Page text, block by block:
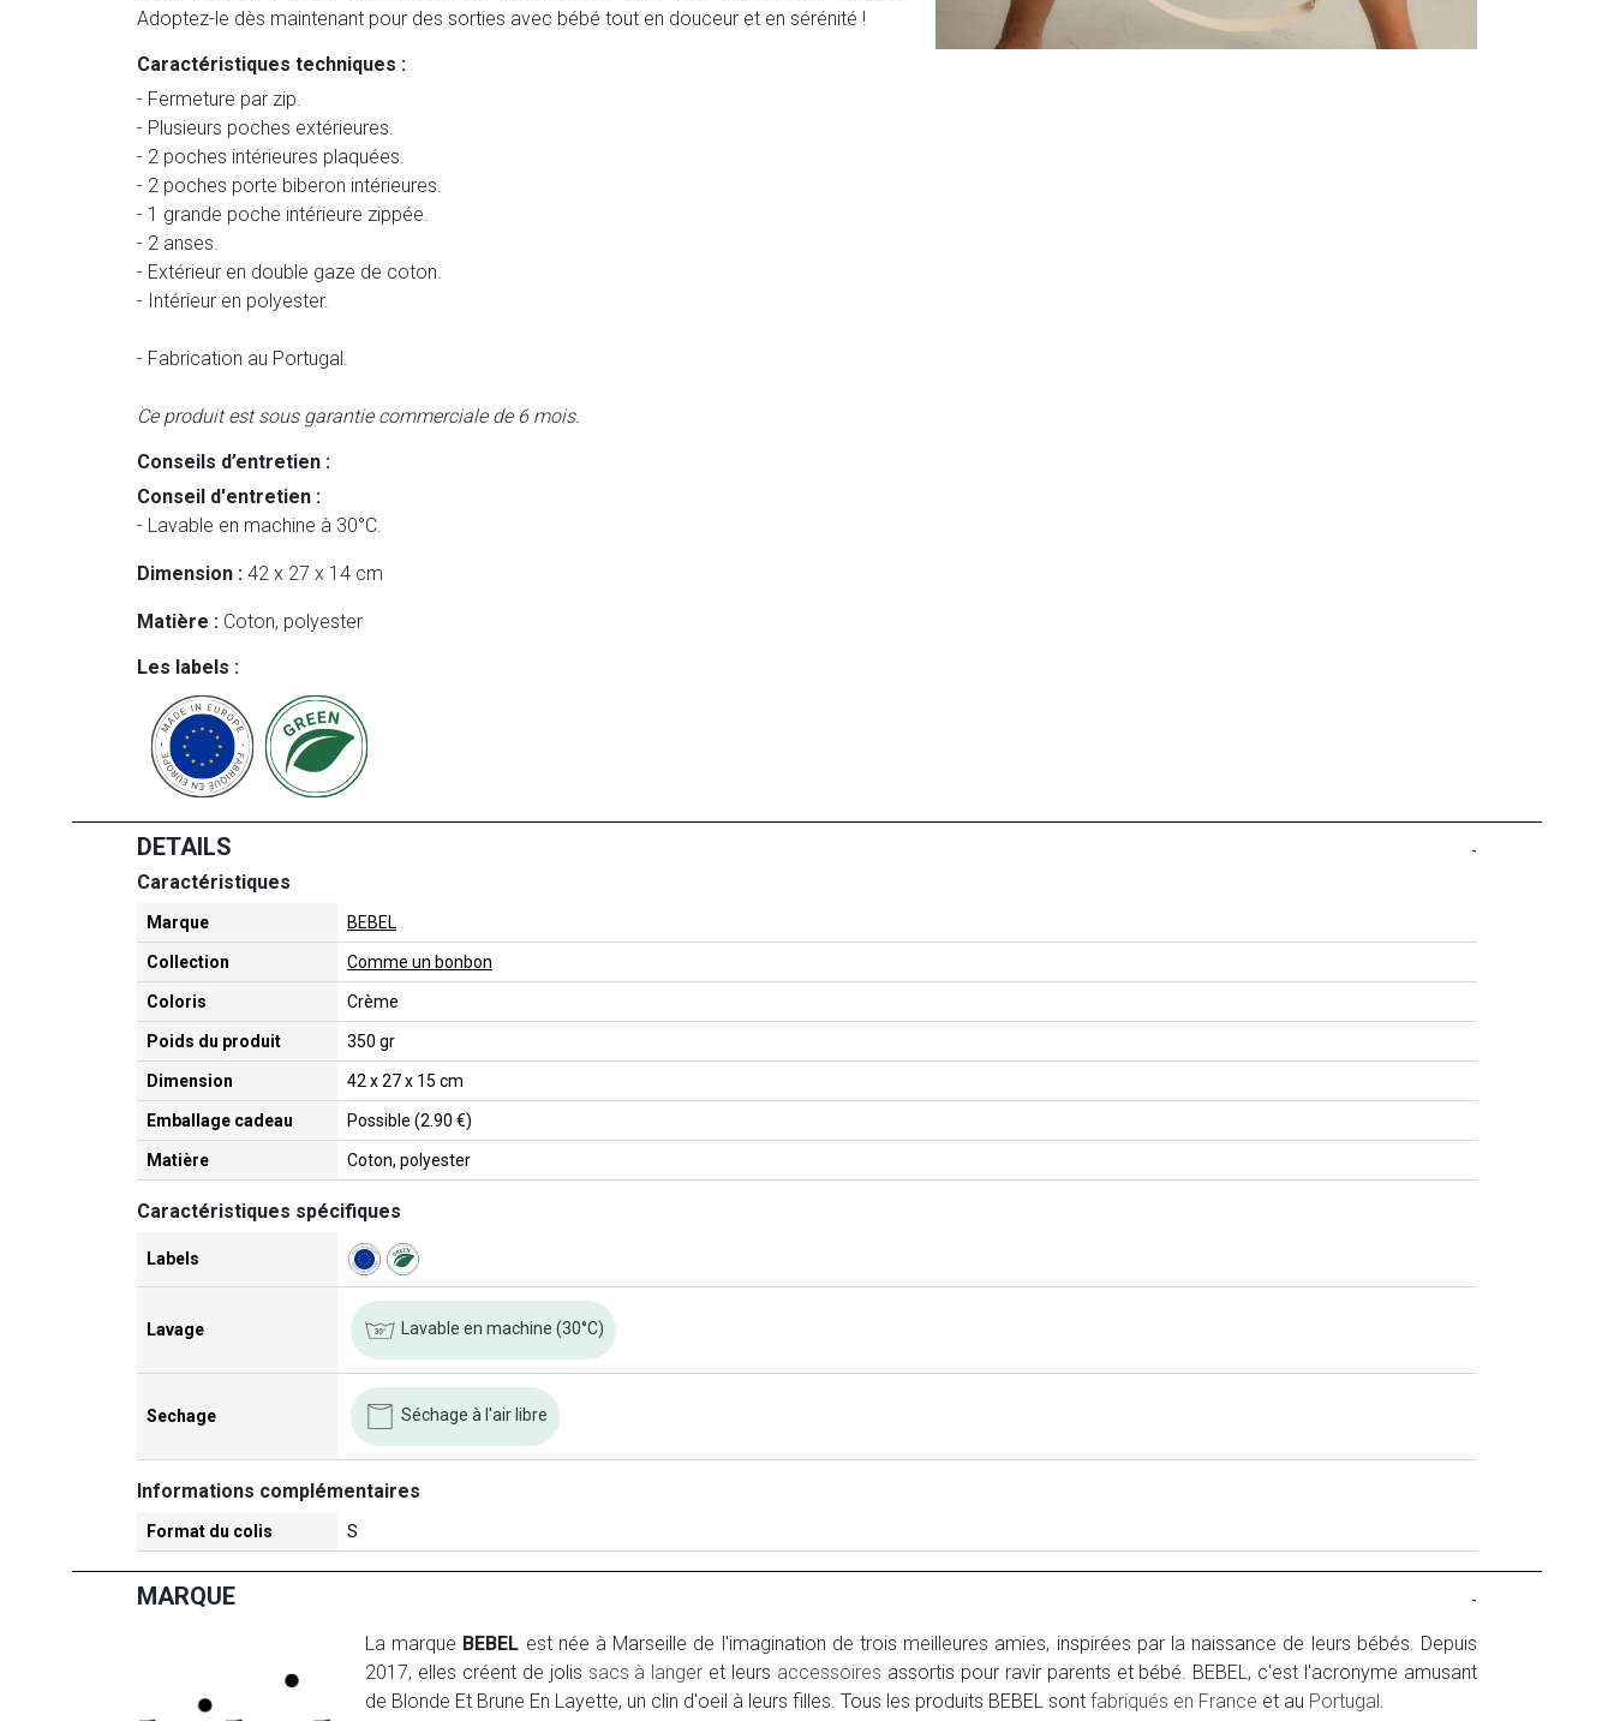
Adoptez-le dès maintenant pour des sorties avec bébé tout en douceur et en sérénité !
Caractéristiques techniques :
- Fermeture par zip.
- Plusieurs poches extérieures.
- 2 poches intérieures plaquées.
- 2 poches porte biberon intérieures.
- 1 grande poche intérieure zippée.
- 2 anses.
- Extérieur en double gaze de coton.
- Intérieur en polyester.
- Fabrication au Portugal.
Ce produit est sous garantie commerciale de 6 mois.
Conseils d’entretien :
Conseil d'entretien :
- Lavable en machine à 30°C.
Dimension : 42 x 27 x 14 cm
Matière : Coton, polyester
Les labels :
DETAILS -
Caractéristiques
Marque BEBEL
Collection Comme un bonbon
Coloris Crème
Poids du produit 350 gr
Dimension 42 x 27 x 15 cm
Emballage cadeau Possible (2.90 €)
Matière Coton, polyester
Caractéristiques spécifiques
Labels
Lavage Lavable en machine (30°C)
Sechage Séchage à l'air libre
Informations complémentaires
Format du colis S
MARQUE -
La marque BEBEL est née à Marseille de l'imagination de trois meilleures amies, inspirées par la naissance de leurs bébés. Depuis
2017, elles créent de jolis sacs à langer et leurs accessoires assortis pour ravir parents et bébé. BEBEL, c'est l'acronyme amusant
de Blonde Et Brune En Layette, un clin d'oeil à leurs filles. Tous les produits BEBEL sont fabriqués en France et au Portugal